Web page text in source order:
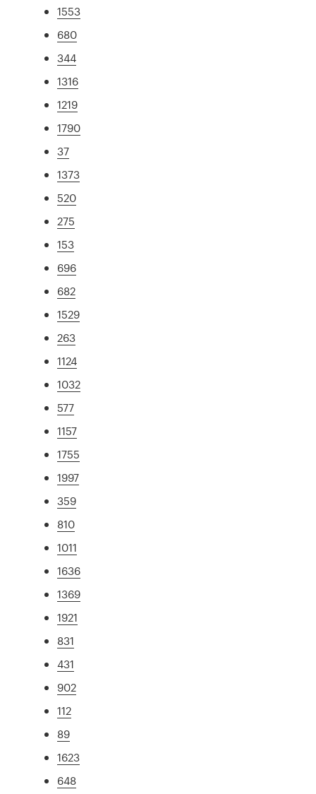
1553
680
344
1316
1219
1790
37
1373
520
275
153
696
682
1529
263
1124
1032
577
1157
1755
1997
359
810
1011
1636
1369
1921
831
431
902
112
89
1623
648